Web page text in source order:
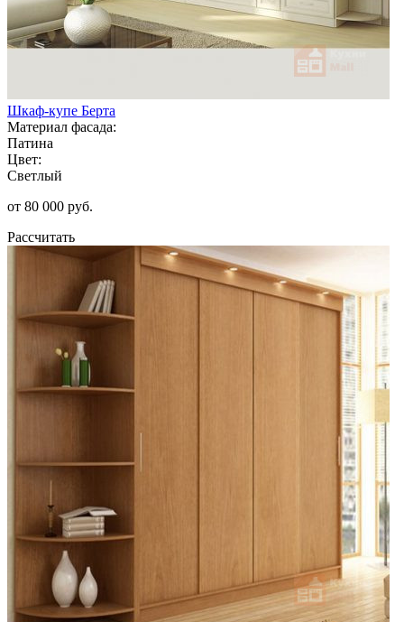
Шкаф-купе Берта
Материал фасада:
Патина
Цвет:
Светлый
от 80 000 руб.
Рассчитать